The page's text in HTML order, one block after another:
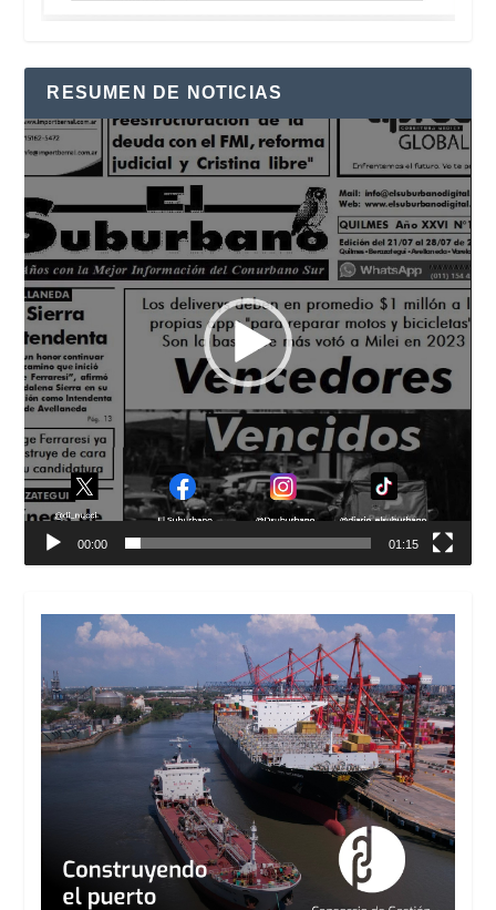
RESUMEN DE NOTICIAS
Reproductor
de
vídeo
00:00 01:15